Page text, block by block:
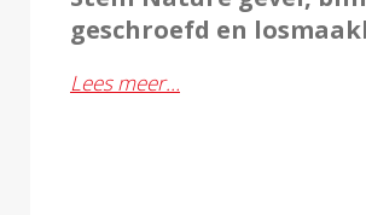
geschroefd en
Lees meer…